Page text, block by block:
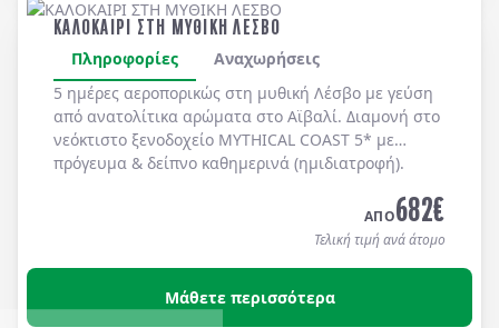
ΚΑΛΟΚΑΙΡΙ ΣΤΗ ΜΥΘΙΚΗ ΛΕΣΒΟ
Πληροφορίες
Αναχωρήσεις
5 ημέρες αεροπορικώς στη μυθική Λέσβο με γεύση
από ανατολίτικα αρώματα στο Αϊβαλί. Διαμονή στο
νεόκτιστο ξενοδοχείο MYTHICAL COAST 5* με
πρόγευμα & δείπνο καθημερινά (ημιδιατροφή).
ΑΠΟ682€
Τελική τιμή ανά άτομο
Μάθετε περισσότερα